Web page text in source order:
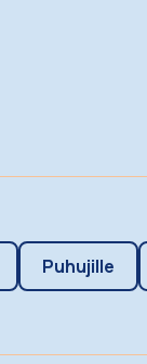
Puhujille